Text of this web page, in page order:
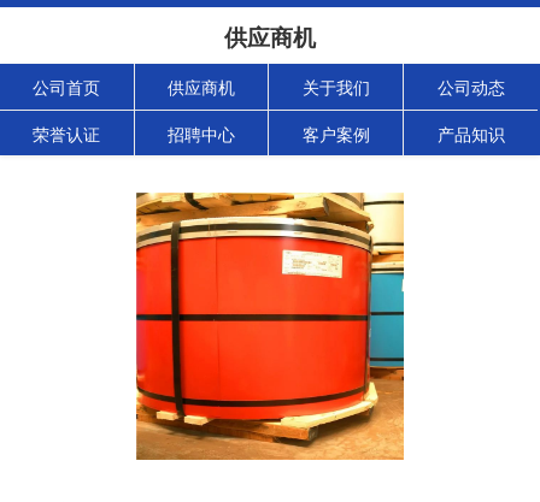
供应商机
公司首页 供应商机 关于我们 公司动态
荣誉认证 招聘中心 客户案例 产品知识